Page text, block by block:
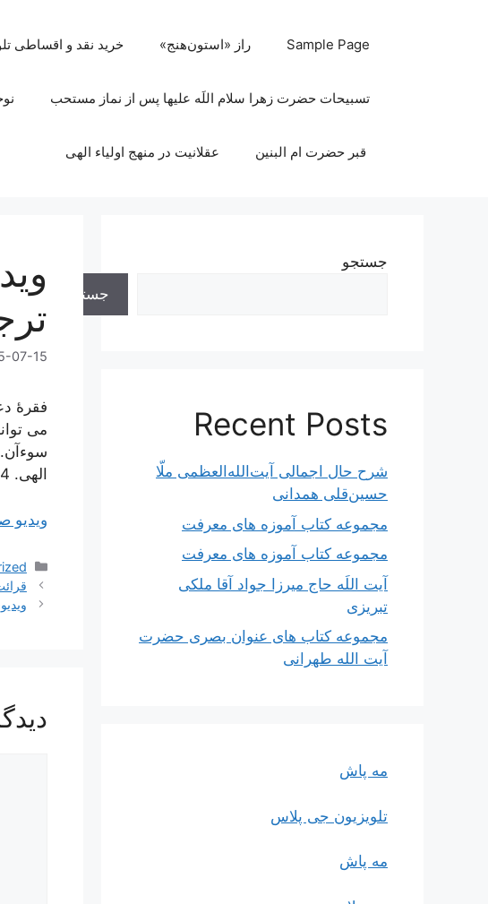
Sample Page راز «استون‌هنج» خرید نقد و اقساطی
تسبیحات حضرت زهرا سلام اللَه علیها پس از نماز مستحب
قبر حضرت ام البنین عقلانیت در منهج اولیاء الهی
07-15
الهی. 4 – بیان شرایط استادی که انسان از او باید طلب علم کند.
ویدیو
ناوبری
نوشته‌ها
ویدیوی
جستجو
جستجو
Recent Posts
شرح حال اجمالی آیت‌الله‌العظمی ملّا
حسین‌قلی همدانی
مجموعه کتاب آموزه های معرفت
مجموعه کتاب آموزه های معرفت
آیت اللَه حاج میرزا جواد آقا ملکی
تبریزی
مجموعه کتاب های عنوان بصری حضرت
آیت الله طهرانی
مه پاش
تلویزیون جی پلاس
مه پاش